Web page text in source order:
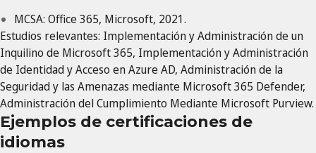
MCSA: Office 365, Microsoft, 2021.
Estudios relevantes: Implementación y Administración de un
Inquilino de Microsoft 365, Implementación y Administración
de Identidad y Acceso en Azure AD, Administración de la
Seguridad y las Amenazas mediante Microsoft 365 Defender,
Administración del Cumplimiento Mediante Microsoft Purview.
Ejemplos de certificaciones de
idiomas